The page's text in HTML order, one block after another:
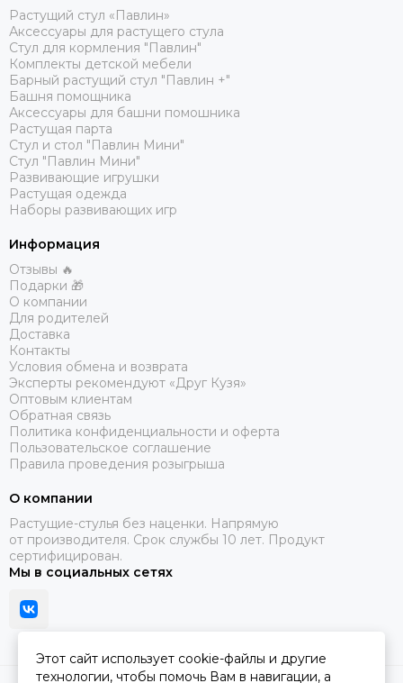
Растущий стул «Павлин»
Аксессуары для растущего стула
Стул для кормления "Павлин"
Комплекты детской мебели
Барный растущий стул "Павлин +"
Башня помощника
Аксессуары для башни помошника
Растущая парта
Стул и стол "Павлин Мини"
Стул "Павлин Мини"
Развивающие игрушки
Растущая одежда
Наборы развивающих игр
Информация
Отзывы 🔥
Подарки 🎁
О компании
Для родителей
Доставка
Контакты
Условия обмена и возврата
Эксперты рекомендуют «Друг Кузя»
Оптовым клиентам
Обратная связь
Политика конфиденциальности и оферта
Пользовательское соглашение
Правила проведения розыгрыша
О компании
Растущие-стулья без наценки. Напрямую
от производителя. Срок службы 10 лет. Продукт
сертифицирован.
Мы в социальных сетях
Этот сайт использует cookie-файлы и другие
технологии, чтобы помочь Вам в навигации, а